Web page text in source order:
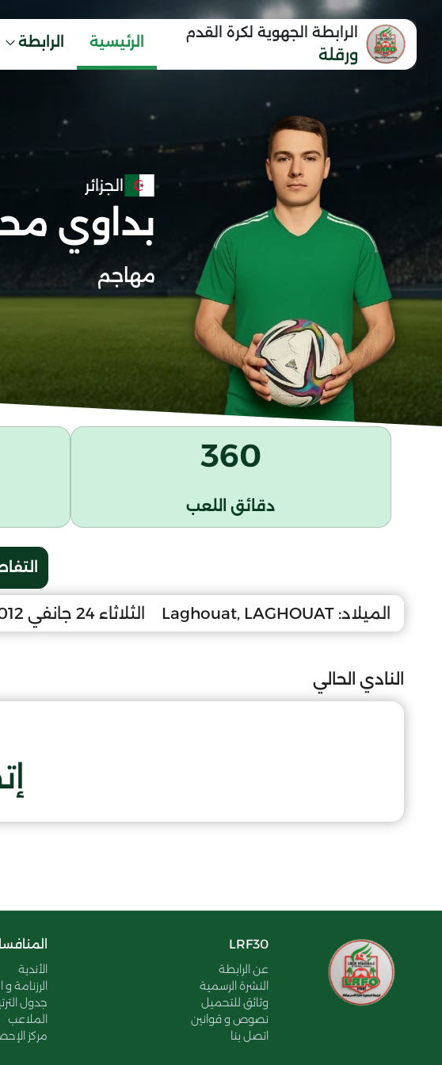
الرابطة الجهوية لكرة القدم
ورقلة
الرئيسية الرابطة
الجزائر
بداوي
مهاجم
360
دقائق اللعب
الميلاد: Laghouat, LAGHOUAT الثلاثاء 24 جانفي 2012
النادي الحالي
LRF30
عن الرابطة
النشرة الرسمية
وثائق للتحميل
نصوص و قوانين
اتصل بنا
الأندية
الرزنامة و
جدول
الملاعب
مركز